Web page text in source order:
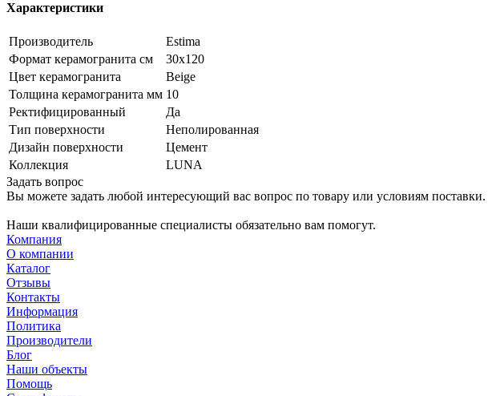
Характеристики
Производитель
Estima
Формат керамогранита см
30х120
Цвет керамогранита
Beige
Толщина керамогранита мм 10
Ректифицированный
Да
Тип поверхности
Неполированная
Дизайн поверхности
Цемент
Коллекция
LUNA
Задать вопрос
Вы можете задать любой интересующий вас вопрос по товару или условиям поставки.
Наши квалифицированные специалисты обязательно вам помогут.
Компания
О компании
Каталог
Отзывы
Контакты
Информация
Политика
Производители
Блог
Наши объекты
Помощь